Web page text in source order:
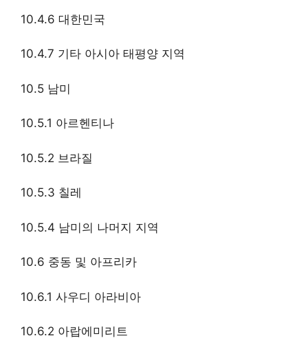
10.4.6 대한민국
10.4.7 기타 아시아 태평양 지역
10.5 남미
10.5.1 아르헨티나
10.5.2 브라질
10.5.3 칠레
10.5.4 남미의 나머지 지역
10.6 중동 및 아프리카
10.6.1 사우디 아라비아
10.6.2 아랍에미리트